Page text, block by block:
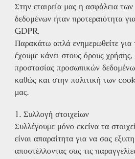
Στην εταιρεία μας η ασφάλεια
δεδομένων ήταν προτεραιότητα
GDPR.
Παρακάτω απλά ενημερωθείτε για
έχουμε κάνει στους όρους χρήσης,
προστασίας προσωπικών
καθώς και στην πολιτική των
μας.
1. Συλλογή στοιχείων
Συλλέγουμε μόνο εκείνα τα
είναι απαραίτητα για να σας
αποστέλλοντας σας τις